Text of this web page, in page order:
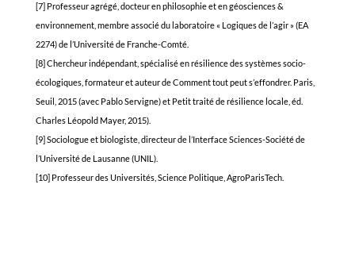
[7] Professeur agrégé, docteur en philosophie et en géosciences &
environnement, membre associé du laboratoire « Logiques de l’agir » (EA
2274) de l’Université de Franche-Comté.
[8] Chercheur indépendant, spécialisé en résilience des systèmes socio-
écologiques, formateur et auteur de Comment tout peut s’effondrer. Paris,
Seuil, 2015 (avec Pablo Servigne) et Petit traité de résilience locale, éd.
Charles Léopold Mayer, 2015).
[9] Sociologue et biologiste, directeur de l’Interface Sciences-Société de
l’Université de Lausanne (UNIL).
[10] Professeur des Universités, Science Politique, AgroParisTech.